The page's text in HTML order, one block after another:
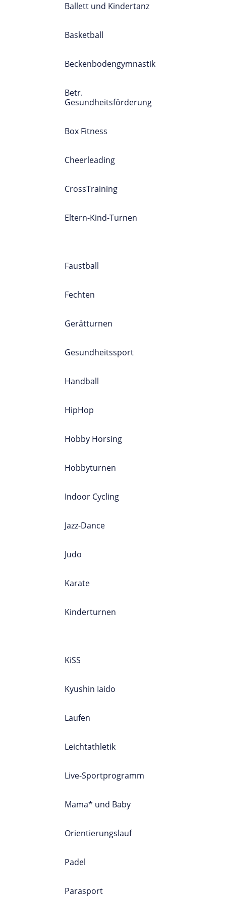
Ballett und Kindertanz
Basketball
Beckenbodengymnastik
Betr.
Gesundheitsförderung
Box Fitness
Cheerleading
CrossTraining
Eltern-Kind-Turnen
Faustball
Fechten
Gerätturnen
Gesundheitssport
Handball
HipHop
Hobby Horsing
Hobbyturnen
Indoor Cycling
Jazz-Dance
Judo
Karate
Kinderturnen
KiSS
Kyushin Iaido
Laufen
Leichtathletik
Live-Sportprogramm
Mama* und Baby
Orientierungslauf
Padel
Parasport